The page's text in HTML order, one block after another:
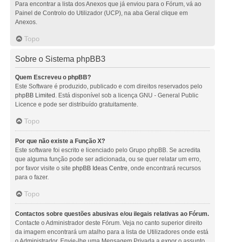
Para encontrar a lista dos Anexos que já enviou para o Fórum, vá ao
Painel de Controlo do Utilizador (UCP), na aba Geral clique em
Anexos.
Topo
Sobre o Sistema phpBB3
Quem Escreveu o phpBB?
Este Software é produzido, publicado e com direitos reservados pelo
phpBB Limited. Está disponível sob a licença GNU - General Public
Licence e pode ser distribuído gratuitamente.
Topo
Por que não existe a Função X?
Este software foi escrito e licenciado pelo Grupo phpBB. Se acredita
que alguma função pode ser adicionada, ou se quer relatar um erro,
por favor visite o site phpBB Ideas Centre, onde encontrará recursos
para o fazer.
Topo
Contactos sobre questões abusivas e/ou ilegais relativas ao Fórum.
Contacte o Administrador deste Fórum. Veja no canto superior direito
da imagem encontrará um atalho para a lista de Utilizadores onde está